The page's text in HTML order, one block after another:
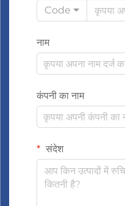
Code
नाम
कंपनी का नाम
संदेश